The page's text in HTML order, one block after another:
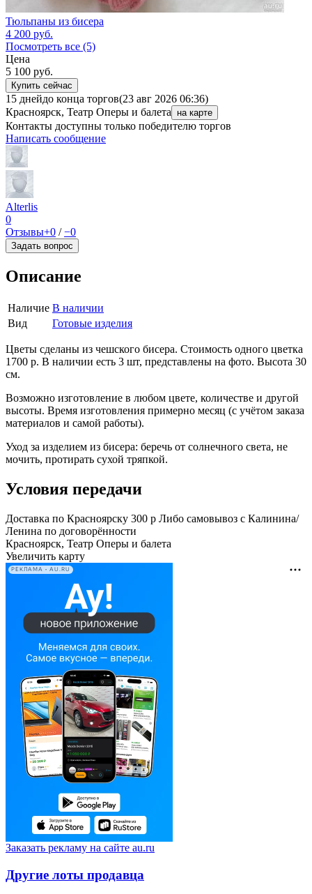
Тюльпаны из бисера
4 200 руб.
Посмотреть все (5)
Цена
5 100 руб.
Купить сейчас
15 днейдо конца торгов(23 авг 2026 06:36)
Красноярск, Театр Оперы и балета
на карте
Контакты доступны только победителю торгов
Написать сообщение
Alterlis
0
Отзывы+0 /−0
Задать вопрос
Описание
Наличие В наличии
Вид
Готовые изделия
Цветы сделаны из чешского бисера. Стоимость одного цветка
1700 р. В наличии есть 3 шт, представлены на фото. Высота 30
см.
Возможно изготовление в любом цвете, количестве и другой
высоты. Время изготовления примерно месяц (с учётом заказа
материалов и самой работы).
Уход за изделием из бисера: беречь от солнечного света, не
мочить, протирать сухой тряпкой.
Условия передачи
Доставка по Красноярску 300 р Либо самовывоз с Калинина/
Ленина по договорённости
Красноярск, Театр Оперы и балета
Увеличить карту
РЕКЛАМА • AU.RU
Заказать рекламу на сайте au.ru
Другие лоты продавца